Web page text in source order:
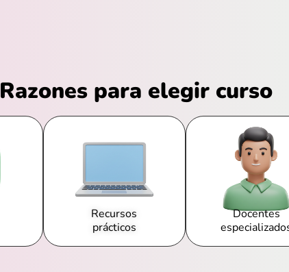
Razones para elegir curso
Recursos
prácticos
Docentes